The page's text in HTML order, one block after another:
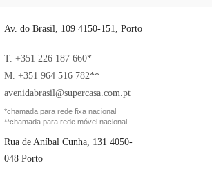
Av. do Brasil, 109 4150-151, Porto
T. +351 226 187 660*
M. +351 964 516 782**
avenidabrasil@supercasa.com.pt
*chamada para rede fixa nacional
**chamada para rede móvel nacional
Rua de Aníbal Cunha, 131 4050-
048 Porto